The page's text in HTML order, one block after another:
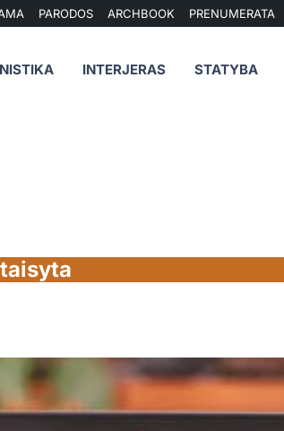
PARODOS ARCHBOOK PRENUMERATA
INTERJERAS STATYBA